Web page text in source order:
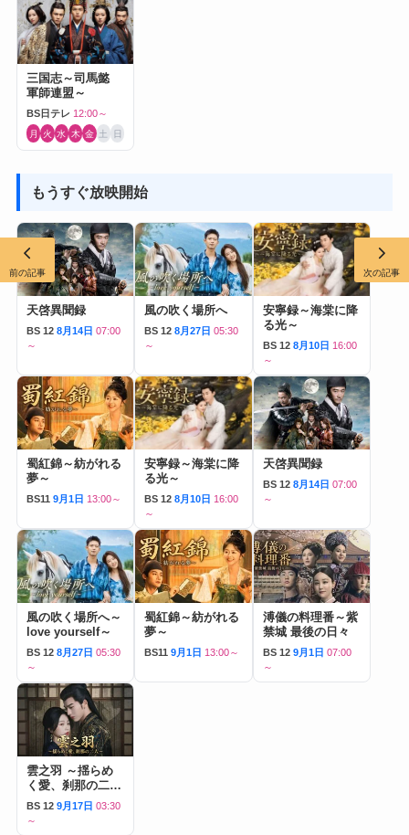
三国志～司馬懿
軍師連盟～
BS日テレ 12:00～
月 火 水 木 金 土 日
もうすぐ放映開始
天啓異聞録
BS 12 8月14日 07:00
～
風の吹く場所へ
BS 12 8月27日 05:30
～
安寧録～海棠に降
る光～
BS 12 8月10日 16:00
～
蜀紅錦～紡がれる
夢～
BS11 9月1日 13:00～
安寧録～海棠に降
る光～
BS 12 8月10日 16:00
～
天啓異聞録
BS 12 8月14日 07:00
～
風の吹く場所へ～
love yourself～
BS 12 8月27日 05:30
～
蜀紅錦～紡がれる
夢～
BS11 9月1日 13:00～
溥儀の料理番～紫
禁城 最後の日々
BS 12 9月1日 07:00
～
雲之羽 ～揺らめ
く愛、刹那の二人
～
BS 12 9月17日 03:30
～
前の記事 次の記事